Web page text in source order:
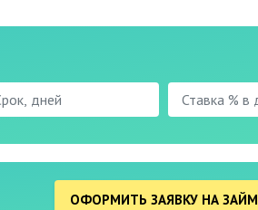
ОФОРМИТЬ ЗАЯВКУ НА ЗАЙМ